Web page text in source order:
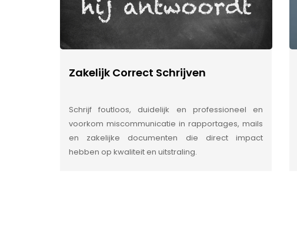
Zakelijk Correct Schrijven
Schrijf foutloos, duidelijk en professioneel en
voorkom miscommunicatie in rapportages, mails
en zakelijke documenten die direct impact
hebben op kwaliteit en uitstraling.